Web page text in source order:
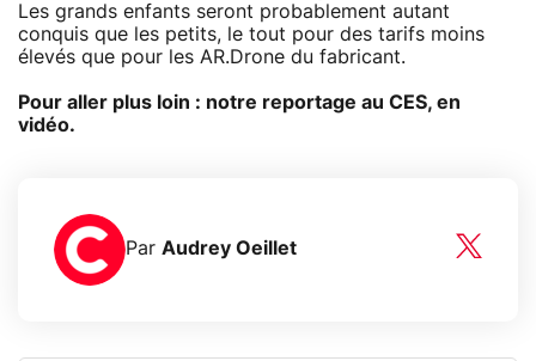
Les grands enfants seront probablement autant
conquis que les petits, le tout pour des tarifs moins
élevés que pour les AR.Drone du fabricant.
Pour aller plus loin : notre reportage au CES, en
vidéo.
Par Audrey Oeillet